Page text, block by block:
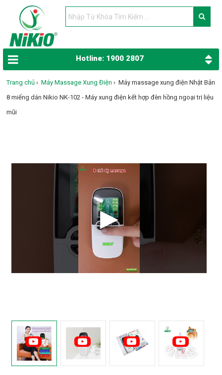
Hotline: 1900 2807
Trang chủ › Máy Massage Xung Điện › Máy massage xung điện Nhật Bản
8 miếng dán Nikio NK-102 - Máy xung điện kết hợp đèn hồng ngoại trị liệu
mũi